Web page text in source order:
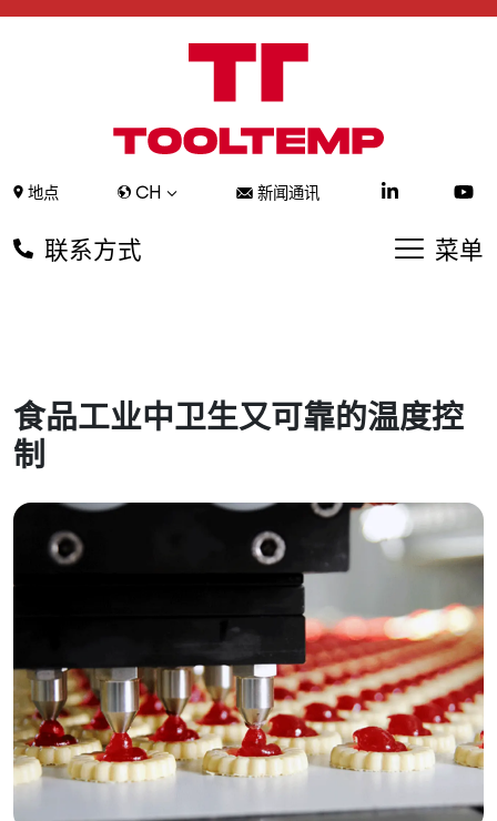
地点 CH 新闻通讯
联系方式 菜单
食品工业中卫生又可靠的温度控
制